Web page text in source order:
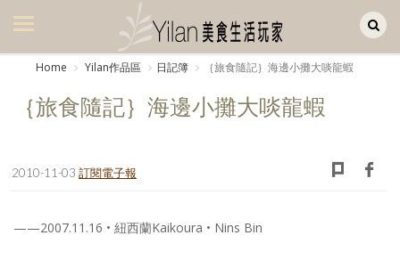
美食集
生活風
Home Yilan作品區 日記簿 ｛旅食隨記｝海邊小攤大啖龍蝦
｛旅食隨記｝海邊小攤大啖龍蝦
2010-11-03 訂閱電子報
——2007.11.16 • 紐西蘭Kaikoura • Nins Bin